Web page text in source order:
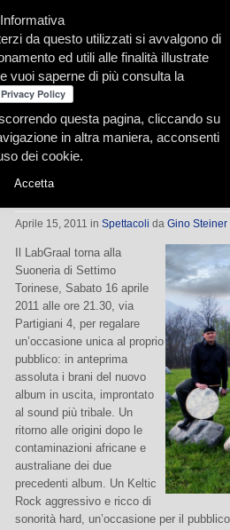
Redazione Le nostre firme
Labgraal alla Suoneria di Settimo
Aprile 15, 2011 in Spettacoli da Gino
Il LabGraal torna alla
Suoneria di Settimo
Torinese, Sabato 16 aprile
2011 alle ore 21.30, via
Partigiani 4, per regalare
un’occasione unica al proprio
pubblico: in anteprima
assoluta i brani del nuovo
album in uscita, improntato
al sound più tribale. Un
ritorno alle origini dopo le
contaminazioni africane e
australiane dei due
precedenti album. Un Keltic
Rock aggressivo e ricco di
sonorità hard, un’occasione per il
Informativa
da questo utilizzati si avvalgono di
ed utili alle finalità illustrate
vuoi saperne di più consulta la
questa pagina, cliccando su
in altra maniera, acconsenti
dei cookie.
Accetta